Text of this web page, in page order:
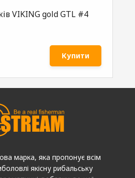
VIKING gold GTL #4
Купити
марка, яка пропонує всім
якісну рибальську